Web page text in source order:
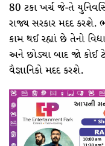
80 ટકા ખર્ચ જે-તે
રાજ્ય સરકાર મદદ કરશે.
કામ થઈ રહ્યાં છે તેનો
અને છોડ્યા બાદ જો
વૈજ્ઞાનિકો મદદ કરશે.